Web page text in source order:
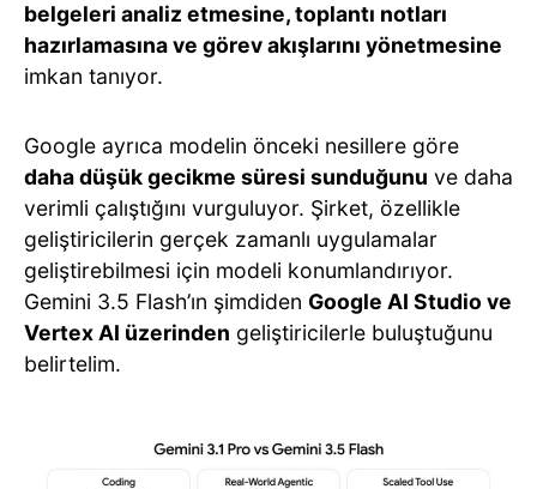
belgeleri analiz etmesine, toplantı notları
hazırlamasına ve görev akışlarını yönetmesine
imkan tanıyor.
Google ayrıca modelin önceki nesillere göre
daha düşük gecikme süresi sunduğunu ve daha
verimli çalıştığını vurguluyor. Şirket, özellikle
geliştiricilerin gerçek zamanlı uygulamalar
geliştirebilmesi için modeli konumlandırıyor.
Gemini 3.5 Flash’ın şimdiden Google AI Studio ve
Vertex AI üzerinden geliştiricilerle buluştuğunu
belirtelim.